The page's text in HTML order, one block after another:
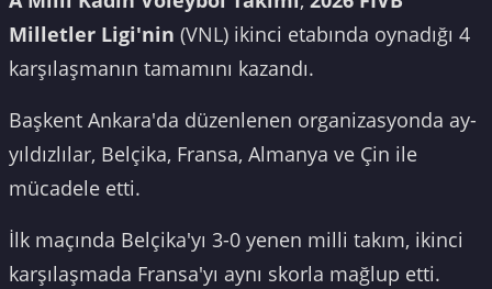
Milletler Ligi'nin (VNL) ikinci etabında oynadığı 4
karşılaşmanın tamamını kazandı.
Başkent Ankara'da düzenlenen organizasyonda ay-
yıldızlılar, Belçika, Fransa, Almanya ve Çin ile
mücadele etti.
İlk maçında Belçika'yı 3-0 yenen milli takım, ikinci
karşılaşmada Fransa'yı aynı skorla mağlup etti.